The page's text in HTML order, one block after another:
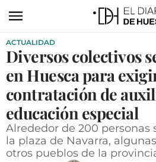
ACTUALIDAD
ECONOMÍA
TECNOLOGÍA
TURISMO
AGROALIMENTACIÓN
DEPORTES
ACTUALIDAD
Diversos colectivos
en Huesca para
contratación de
educación especial
Alrededor de 200 personas
la plaza de Navarra,
otros pueblos de la